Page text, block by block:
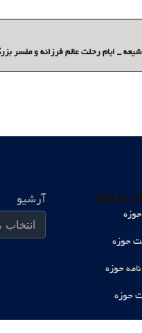
_ ایام رحلت عالم فرزانه و مفسر
مرتبط
حوزه
حوزه
حوزه
آرشیو
آرشیو